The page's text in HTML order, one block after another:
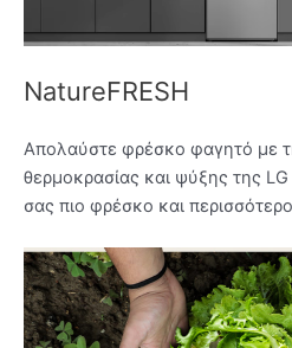
NatureFRESH
Απολαύστε φρέσκο φαγητό με
θερμοκρασίας και ψύξης της
σας πιο φρέσκο και